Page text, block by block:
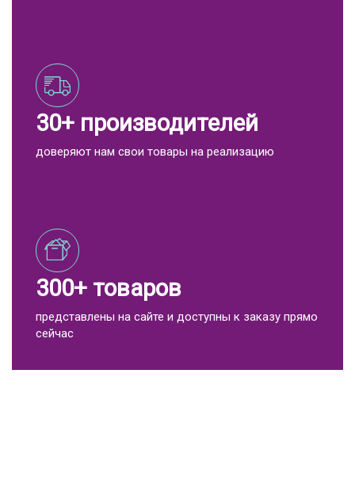
30+ производителей
доверяют нам свои товары на реализацию
300+ товаров
представлены на сайте и доступны к заказу прямо
сейчас